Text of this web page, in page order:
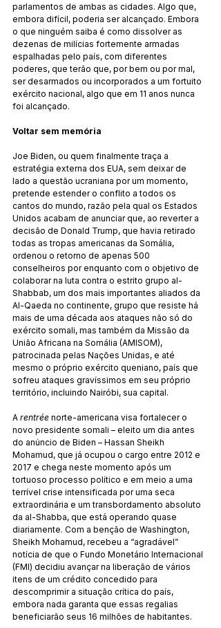
parlamentos de ambas as cidades. Algo que,
embora difícil, poderia ser alcançado. Embora
o que ninguém saiba é como dissolver as
dezenas de milícias fortemente armadas
espalhadas pelo país, com diferentes
poderes, que terão que, por bem ou por mal,
ser desarmados ou incorporados a um fortuito
exército nacional, algo que em 11 anos nunca
foi alcançado.
Voltar sem memória
Joe Biden, ou quem finalmente traça a
estratégia externa dos EUA, sem deixar de
lado a questão ucraniana por um momento,
pretende estender o conflito a todos os
cantos do mundo, razão pela qual os Estados
Unidos acabam de anunciar que, ao reverter a
decisão de Donald Trump, que havia retirado
todas as tropas americanas da Somália,
ordenou o retorno de apenas 500
conselheiros por enquanto com o objetivo de
colaborar na luta contra o estrito grupo al-
Shabbab, um dos mais importantes aliados da
Al-Qaeda no continente, grupo que resiste há
mais de uma década aos ataques não só do
exército somali, mas também da Missão da
União Africana na Somália (AMISOM),
patrocinada pelas Nações Unidas, e até
mesmo o próprio exército queniano, país que
sofreu ataques gravíssimos em seu próprio
território, incluindo Nairóbi, sua capital.
A rentrée norte-americana visa fortalecer o
novo presidente somali – eleito um dia antes
do anúncio de Biden – Hassan Sheikh
Mohamud, que já ocupou o cargo entre 2012 e
2017 e chega neste momento após um
tortuoso processo político e em meio a uma
terrível crise intensificada por uma seca
extraordinária e um transbordamento absoluto
da al-Shabba, que está operando quase
diariamente. Com a benção de Washington,
Sheikh Mohamud, recebeu a “agradável”
notícia de que o Fundo Monetário Internacional
(FMI) decidiu avançar na liberação de vários
itens de um crédito concedido para
descomprimir a situação crítica do país,
embora nada garanta que essas regalias
beneficiarão seus 16 milhões de habitantes.